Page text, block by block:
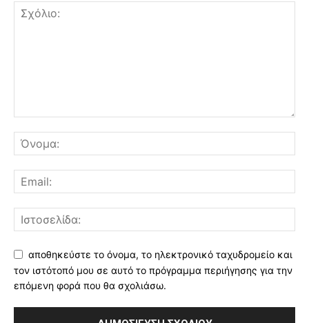
αποθηκεύστε το όνομα, το ηλεκτρονικό ταχυδρομείο και
τον ιστότοπό μου σε αυτό το πρόγραμμα περιήγησης για την
επόμενη φορά που θα σχολιάσω.